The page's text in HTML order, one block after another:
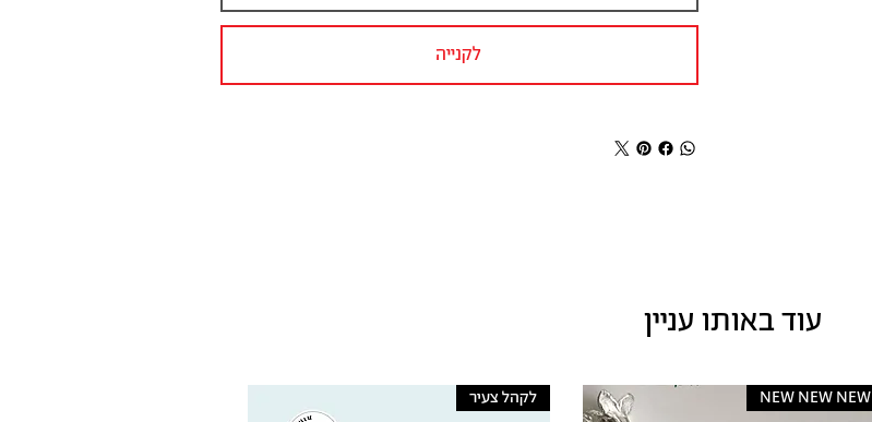
לקנייה
עוד באותו עניין
NEW NEW NEW לקהל צעיר